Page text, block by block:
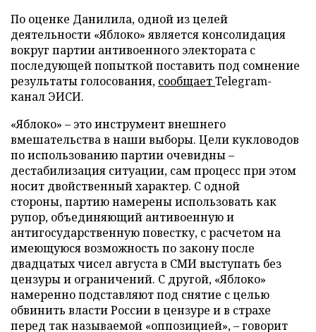
По оценке Данилила, одной из целей
деятельности «Яблоко» является консолидация
вокруг партии антивоенного электората с
последующей попыткой поставить под сомнение
результаты голосования, сообщаетTelegram-
канал ЭИСИ.
«Яблоко» – это инструмент внешнего
вмешательства в наши выборы. Цели кукловодов
по использованию партии очевидны –
дестабилизация ситуации, сам процесс при этом
носит двойственный характер. С одной
стороны, партию намерены использовать как
рупор, объединяющий антивоенную и
антигосударственную повестку, с расчетом на
имеющуюся возможность по закону после
двадцатых чисел августа в СМИ выступать без
цензуры и ограничений. С другой, «Яблоко»
намеренно подставляют под снятие с целью
обвинить власти России в цензуре и в страхе
перед так называемой «оппозицией», – говорит